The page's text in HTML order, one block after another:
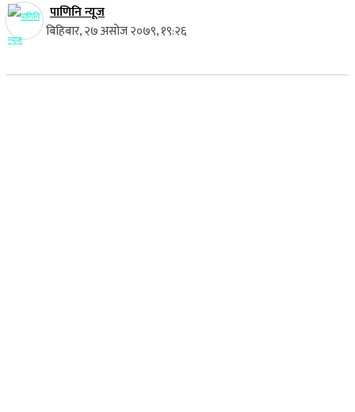
पाणिनि न्यूज
बिहिबार, २७ असोज २०७९, १९:२६